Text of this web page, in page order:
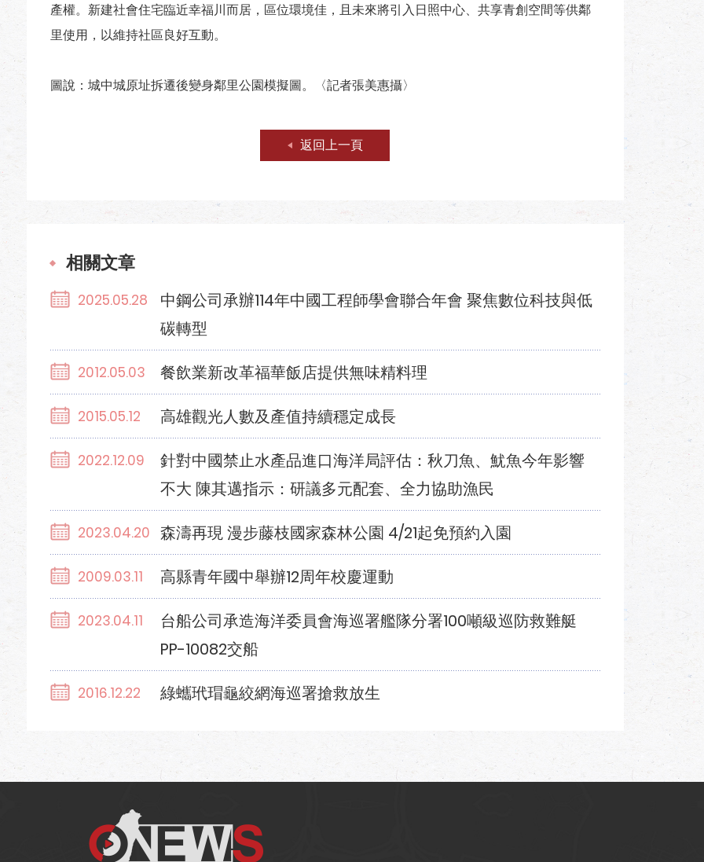
產權。新建社會住宅臨近幸福川而居，區位環境佳，且未來將引入日照中心、共享青創空間等供鄰
里使用，以維持社區良好互動。
圖說：城中城原址拆遷後變身鄰里公園模擬圖。〈記者張美惠攝〉
返回上一頁
相關文章
2025.05.28
中鋼公司承辦114年中國工程師學會聯合年會 聚焦數位科技與低
碳轉型
2012.05.03 餐飲業新改革福華飯店提供無味精料理
2015.05.12 高雄觀光人數及產值持續穩定成長
2022.12.09
針對中國禁止水產品進口海洋局評估：秋刀魚、魷魚今年影響
不大 陳其邁指示：研議多元配套、全力協助漁民
2023.04.20 森濤再現 漫步藤枝國家森林公園 4/21起免預約入園
2009.03.11 高縣青年國中舉辦12周年校慶運動
2023.04.11
台船公司承造海洋委員會海巡署艦隊分署100噸級巡防救難艇
PP-10082交船
2016.12.22 綠蠵玳瑁龜絞網海巡署搶救放生